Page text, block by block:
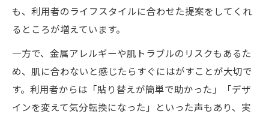
も、利用者のライフスタイルに合わせた提案をしてくれ
るところが増えています。
一方で、金属アレルギーや肌トラブルのリスクもあるた
め、肌に合わないと感じたらすぐにはがすことが大切で
す。利用者からは「貼り替えが簡単で助かった」「デザ
インを変えて気分転換になった」といった声もあり、実